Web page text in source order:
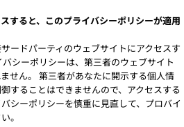
すると、このプライバシーポリシーが適用
ードパーティのウェブサイトにアクセスす
シーポリシーは、第三者のウェブサイト
せん。 第三者があなたに開示する個人情
することはできませんので、アクセスする
シーポリシーを慎重に見直して、プロバイ
。